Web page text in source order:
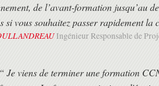
de l’avant-formation jusqu’au
si vous souhaitez passer rapidement
Ingénieur Responsable de
“ Je viens de terminer une formation